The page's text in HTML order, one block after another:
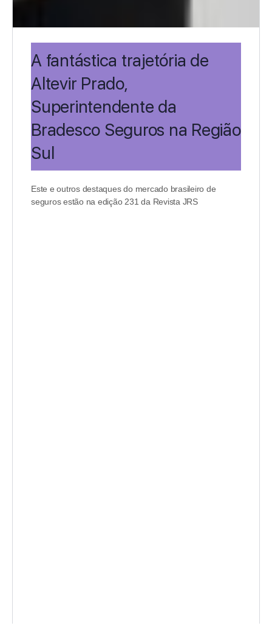
A fantástica trajetória de
Altevir Prado,
Superintendente da
Bradesco Seguros na Região
Sul
Este e outros destaques do mercado brasileiro de
seguros estão na edição 231 da Revista JRS